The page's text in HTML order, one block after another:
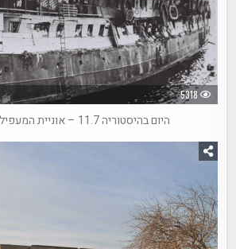
5318
היום בהיסטוריה 11.7 – אוניית המעפילים אקסודוס